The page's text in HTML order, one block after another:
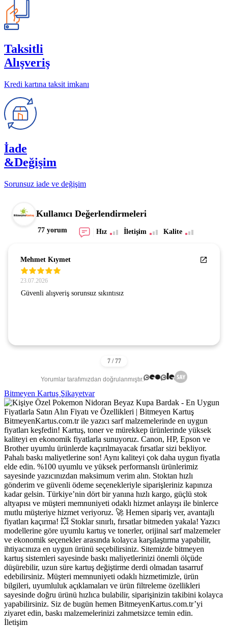
Taksitli
Alışveriş
Kredi kartına taksit imkanı
İade
&Değişim
Sorunsuz iade ve değişim
Kullanıcı Değerlendirmeleri
77 yorum Hız İletişim Kalite
Mehmet Kıymet
23.07.2026
Güvenli alışveriş sorunsuz sıkıntısız
Yorumlar tarafımızdan doğrulanmıştır.
Bitmeyen Kartuş Şikayetvar
BitmeyenKartus.com.tr ile yazıcı sarf malzemelerinde en uygun
fiyatları keşfedin! Kartuş, toner ve mürekkep ürünlerinde yüksek
kaliteyi en ekonomik fiyatlarla sunuyoruz. Canon, HP, Epson ve
Brother uyumlu ürünlerde kaçırılmayacak fırsatlar sizi bekliyor.
Pahalı baskı maliyetlerine son! Aynı kaliteyi çok daha uygun fiyatla
elde edin. %100 uyumlu ve yüksek performanslı ürünlerimiz
sayesinde yazıcınızdan maksimum verim alın. Stoktan hızlı
gönderim ve güvenli ödeme seçenekleriyle siparişleriniz kapınıza
kadar gelsin. Türkiye’nin dört bir yanına hızlı kargo, güçlü stok
altyapısı ve müşteri memnuniyeti odaklı hizmet anlayışı ile binlerce
mutlu müşteriye hizmet veriyoruz. 🚀 Hemen sipariş ver, avantajlı
fiyatları kaçırma! 💥 Stoklar sınırlı, fırsatlar bitmeden yakala! Yazıcı
modellerine göre uyumlu kartuş ve tonerler, orijinal sarf malzemeler
ve ekonomik seçenekler arasında kolayca karşılaştırma yapabilir,
ihtiyacınıza en uygun ürünü seçebilirsiniz. Sitemizde bitmeyen
kartuş sistemleri sayesinde baskı maliyetlerinizi önemli ölçüde
düşürebilir, uzun süre kartuş değiştirme derdi olmadan tasarruf
edebilirsiniz. Müşteri memnuniyeti odaklı hizmetimizle, ürün
bilgileri, uyumluluk açıklamaları ve ürün filtreleme özellikleri
sayesinde doğru ürünü hızlıca bulabilir, siparişinizin takibini kolayca
yapabilirsiniz. Siz de bugün hemen BitmeyenKartus.com.tr’yi
ziyaret edin, baskı malzemelerinizi zahmetsizce temin edin.
İletişim